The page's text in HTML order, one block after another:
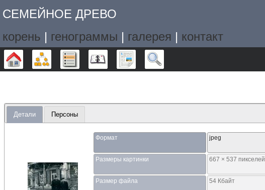
СЕМЕЙНОЕ ДРЕВО
корень | генограммы | галерея | контакт
Дерево Графики Списки Календарь Отчёты
Детали Персоны
Формат jpeg
Размеры картинки 667 × 537 пикселей
Размер файла 54 Кбайт